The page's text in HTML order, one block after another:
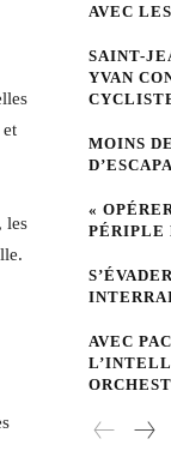
les
AVEC
SAINT-
YVAN
MOINS
«
PÉRIPLE
AVEC